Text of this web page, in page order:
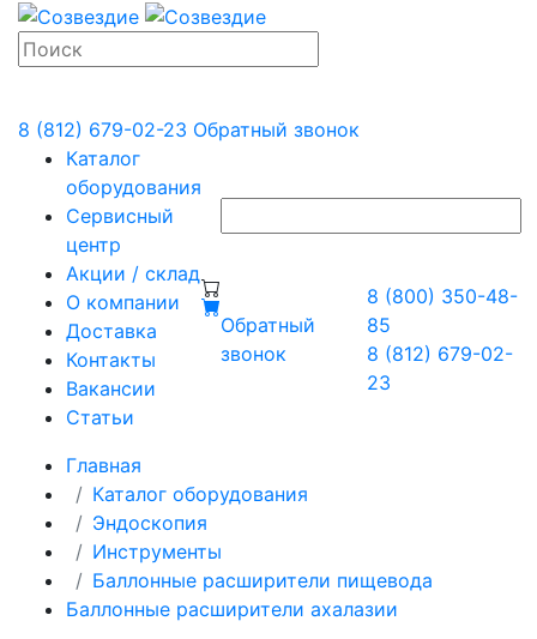
8 (812) 679-02-23 Обратный звонок
Каталог
оборудования
Сервисный
центр
Акции / склад
О компании
Доставка
Контакты
Вакансии
Статьи
Обратный
звонок
8 (800) 350-48-
85
8 (812) 679-02-
23
Главная
Каталог оборудования
Эндоскопия
Инструменты
Баллонные расширители пищевода
Баллонные расширители ахалазии